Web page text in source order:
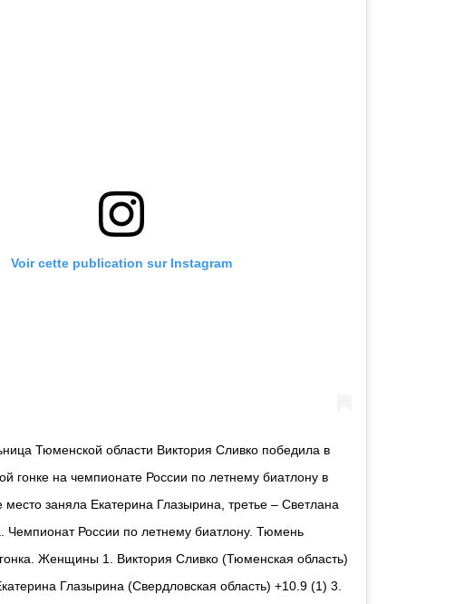
Voir cette publication sur Instagram
Тюменской области Виктория Сливко победила в
гонке на чемпионате России по летнему биатлону в
заняла Екатерина Глазырина, третье – Светлана
Чемпионат России по летнему биатлону. Тюмень
Женщины 1. Виктория Сливко (Тюменская область)
Глазырина (Свердловская область) +10.9 (1) 3.